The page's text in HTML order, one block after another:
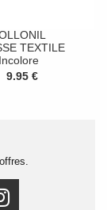
TEXTILE
Incolore
9.95 €